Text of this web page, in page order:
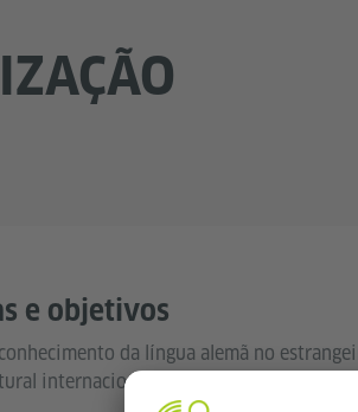
e objetivos
da língua alemã no
internacional.